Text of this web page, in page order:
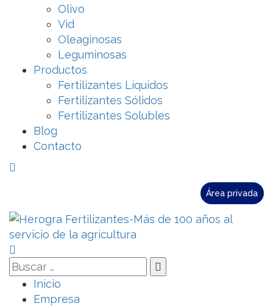
Olivo
Vid
Oleaginosas
Leguminosas
Productos
Fertilizantes Líquidos
Fertilizantes Sólidos
Fertilizantes Solubles
Blog
Contacto
Área privada
Inicio
Empresa